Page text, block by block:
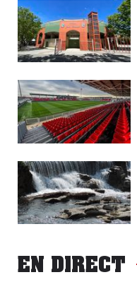
EN DIRECT